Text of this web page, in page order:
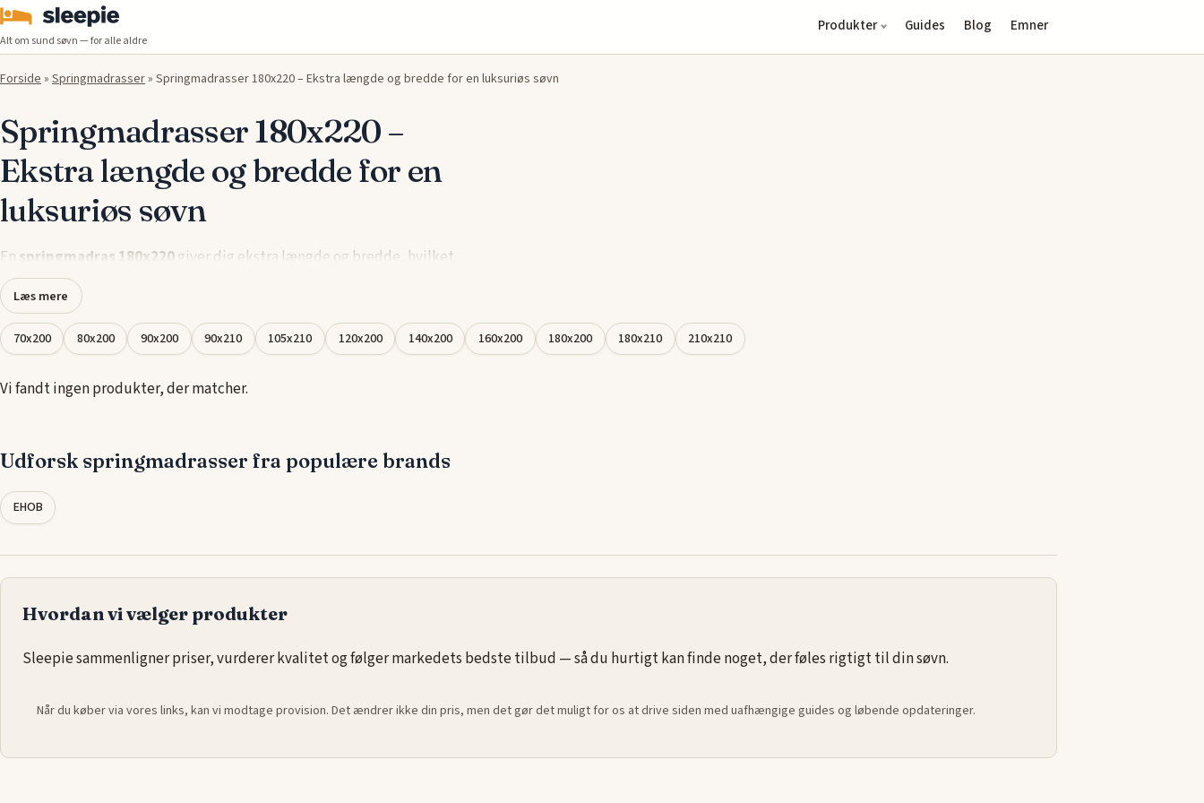
Alt om sund søvn — for alle aldre
Produkter Guides Blog Emner
Forside» Springmadrasser» Springmadrasser 180x220 – Ekstra længde og bredde for en luksuriøs søvn
Springmadrasser 180x220 –
Ekstra længde og bredde for en
luksuriøs søvn
En springmadras 180x220giver dig ekstra længde og bredde, hvilket
gør den ideel til personer, der ønsker mere plads til at strække sig ud
og få en komfortabel søvn. Denne størrelse er perfekt for dem, der
værdsætter luksus og ønsker maksimal komfort, mens de stadig får den
nødvendige støtte til ryggen og resten af kroppen. Fjedersystemet
tilpasser sig din krop og giver perfekt trykaflastning, hvilket sikrer en
Vores udvalg af
springmadrasser i 180x220
kombinerer både ekstra
plads og støtte, så du kan få en komfortabel og afslappende nat. Uanset
om du ønsker en fastere
der former sig efter din krop, kan du finde den ideelle løsning her, som
Læs mere
70x200 80x200 90x200 90x210 105x210 120x200 140x200 160x200 180x200 180x210 210x210
Vi fandt ingen produkter, der matcher.
Udforsk springmadrasser fra populære brands
EHOB
Hvordan vi vælger produkter
Sleepie sammenligner priser, vurderer kvalitet og følger markedets bedste tilbud — så du hurtigt kan finde noget, der føles rigtigt til din søvn.
Når du køber via vores links, kan vi modtage provision. Det ændrer ikke din pris, men det gør det muligt for os at drive siden med uafhængige guides og løbende opdateringer.